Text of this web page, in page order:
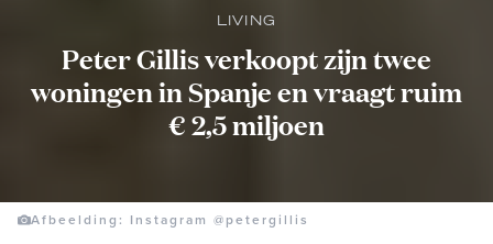
LIVING
Peter Gillis verkoopt zijn twee
woningen in Spanje en vraagt ruim
€ 2,5 miljoen
Afbeelding: Instagram @petergillis